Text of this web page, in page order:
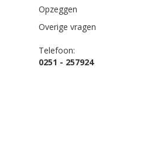
Opzeggen
Overige vragen
Telefoon:
0251 - 257924